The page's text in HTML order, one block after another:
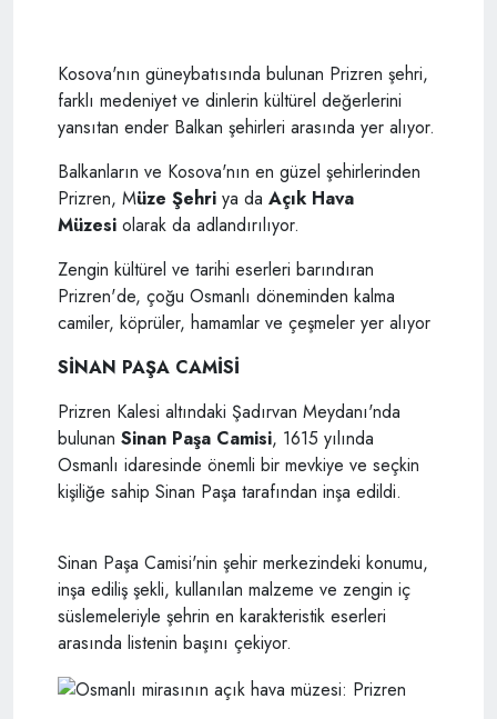
Kosova'nın güneybatısında bulunan Prizren şehri,
farklı medeniyet ve dinlerin kültürel değerlerini
yansıtan ender Balkan şehirleri arasında yer alıyor.
Balkanların ve Kosova'nın en güzel şehirlerinden
Prizren, Müze Şehri ya da Açık Hava
Müzesi olarak da adlandırılıyor.
Zengin kültürel ve tarihi eserleri barındıran
Prizren'de, çoğu Osmanlı döneminden kalma
camiler, köprüler, hamamlar ve çeşmeler yer alıyor
SİNAN PAŞA CAMİSİ
Prizren Kalesi altındaki Şadırvan Meydanı'nda
bulunan Sinan Paşa Camisi, 1615 yılında
Osmanlı idaresinde önemli bir mevkiye ve seçkin
kişiliğe sahip Sinan Paşa tarafından inşa edildi.
Sinan Paşa Camisi'nin şehir merkezindeki konumu,
inşa ediliş şekli, kullanılan malzeme ve zengin iç
süslemeleriyle şehrin en karakteristik eserleri
arasında listenin başını çekiyor.